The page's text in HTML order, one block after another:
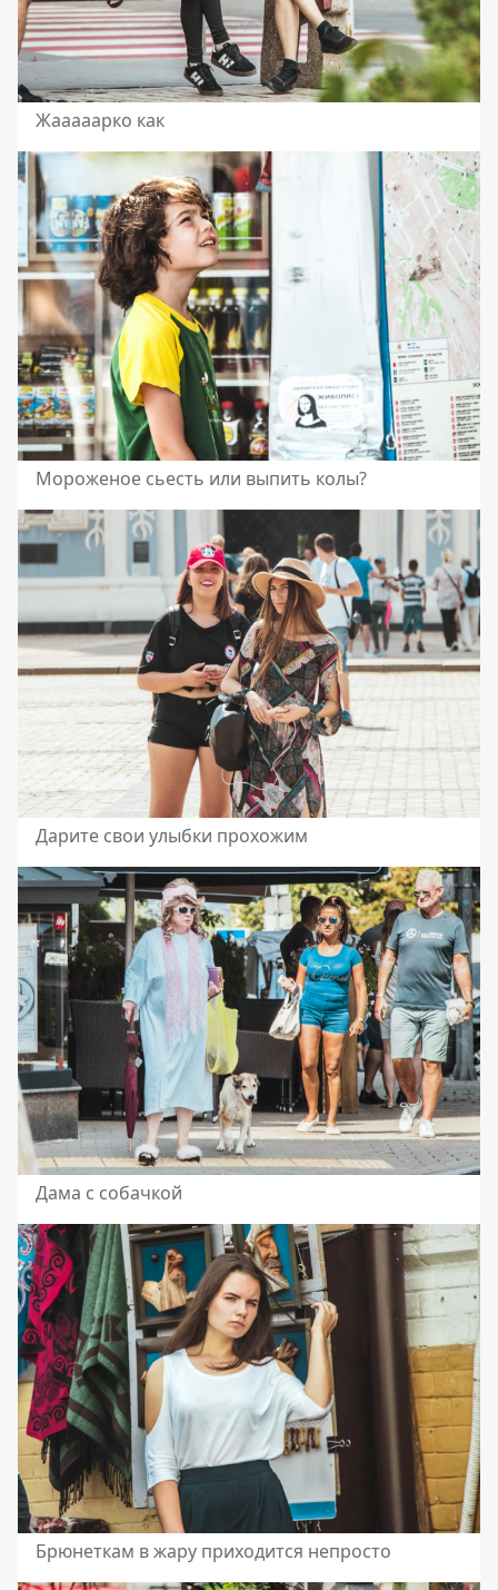
Жааааарко как
Мороженое сьесть или выпить колы?
Дарите свои улыбки прохожим
Дама с собачкой
Брюнеткам в жару приходится непросто